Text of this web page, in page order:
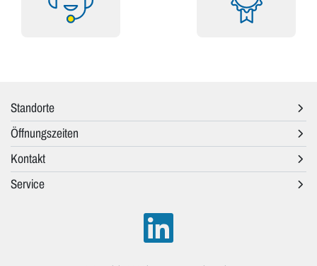
Standorte
Öffnungszeiten
Kontakt
Service